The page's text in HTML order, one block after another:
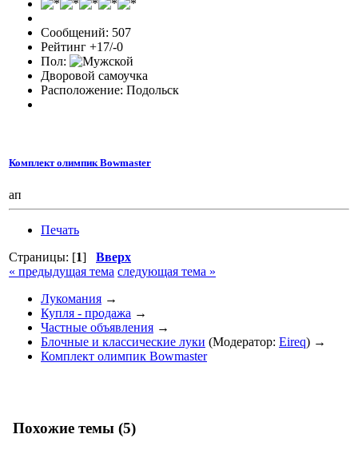
Сообщений: 507
Рейтинг +17/-0
Пол:
Дворовой самоучка
Расположение: Подольск
Комплект олимпик Bowmaster
ап
Печать
Страницы: [1] Вверх
« предыдущая тема следующая тема »
Лукомания →
Купля - продажа →
Частные объявления →
Блочные и классические луки (Модератор: Eireq) →
Комплект олимпик Bowmaster
Похожие темы (5)